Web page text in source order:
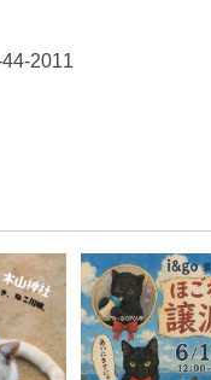
2011